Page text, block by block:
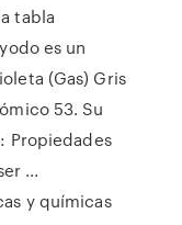
tabla
es un
(Gas) Gris
53. Su
Propiedades
...
y químicas